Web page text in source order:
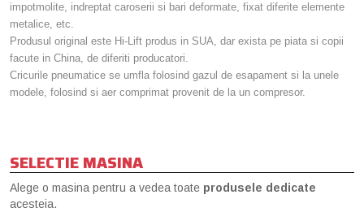
impotmolite, indreptat caroserii si bari deformate, fixat diferite elemente
metalice, etc.
Produsul original este Hi-Lift produs in SUA, dar exista pe piata si copii
facute in China, de diferiti producatori.
Cricurile pneumatice se umfla folosind gazul de esapament si la unele
modele, folosind si aer comprimat provenit de la un compresor.
SELECTIE MASINA
Alege o masina pentru a vedea toate produsele dedicate
acesteia.